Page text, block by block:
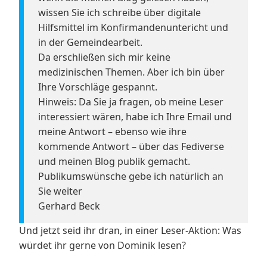
wissen Sie ich schreibe über digitale
Hilfsmittel im Konfirmandenuntericht und
in der Gemeindearbeit.
Da erschließen sich mir keine
medizinischen Themen. Aber ich bin über
Ihre Vorschläge gespannt.
Hinweis: Da Sie ja fragen, ob meine Leser
interessiert wären, habe ich Ihre Email und
meine Antwort – ebenso wie ihre
kommende Antwort – über das Fediverse
und meinen Blog publik gemacht.
Publikumswünsche gebe ich natürlich an
Sie weiter
Gerhard Beck
Und jetzt seid ihr dran, in einer Leser-Aktion: Was
würdet ihr gerne von Dominik lesen?